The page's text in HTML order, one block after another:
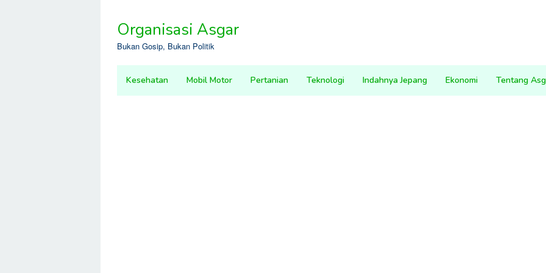
contentOrganisasi Asgar
Bukan Gosip, Bukan Politik
Kesehatan Mobil Motor Pertanian Teknologi Indahnya Jepang Ekonomi Tentang